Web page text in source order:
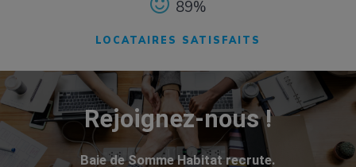
89%
LOCATAIRES SATISFAITS
Rejoignez-nous !
Baie de Somme Habitat recrute.